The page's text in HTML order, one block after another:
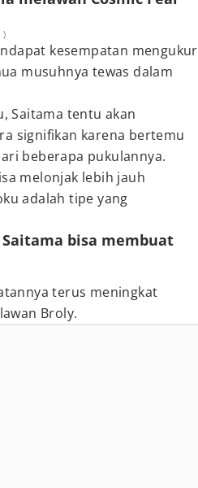
)
kesempatan mengukur
musuhnya tewas dalam
Saitama tentu akan
signifikan karena bertemu
beberapa pukulannya.
melonjak lebih jauh
adalah tipe yang
bisa membuat
terus meningkat
Broly.